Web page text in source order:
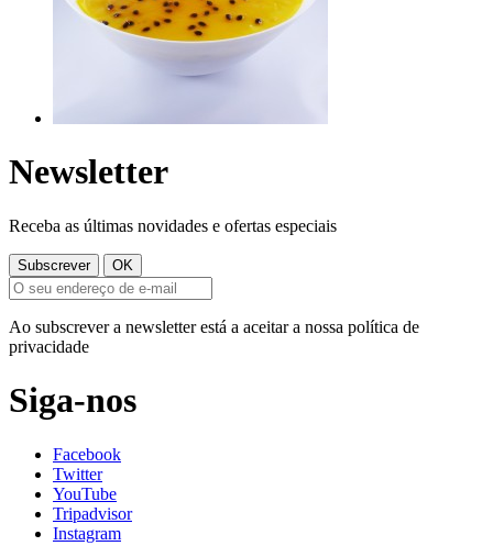
Newsletter
Receba as últimas novidades e ofertas especiais
Ao subscrever a newsletter está a aceitar a nossa política de
privacidade
Siga-nos
Facebook
Twitter
YouTube
Tripadvisor
Instagram